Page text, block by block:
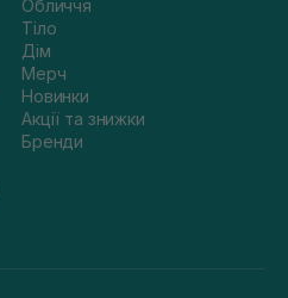
Обличчя
Тіло
Дім
Мерч
Новинки
Акції та знижки
Бренди